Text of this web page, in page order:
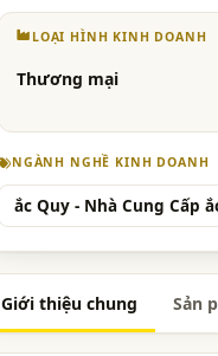
LOẠI HÌNH KINH DOANH
Thương mại
NGÀNH NGHỀ KINH DOANH
ắc Quy - Nhà Cung Cấp
Giới thiệu chung Sản